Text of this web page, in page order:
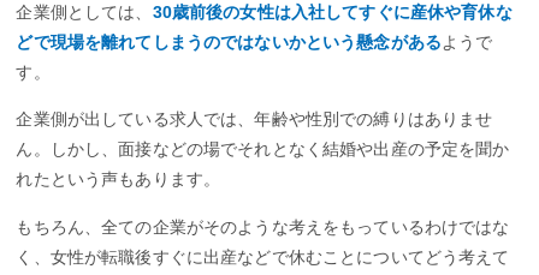
企業側としては、 30歳前後の女性は入社してすぐに産休や育休な
どで現場を離れてしまうのではないかという懸念があるようで
す。
企業側が出している求人では、年齢や性別での縛りはありませ
ん。しかし、面接などの場でそれとなく結婚や出産の予定を聞か
れたという声もあります。
もちろん、全ての企業がそのような考えをもっているわけではな
く、女性が転職後すぐに出産などで休むことについてどう考えて